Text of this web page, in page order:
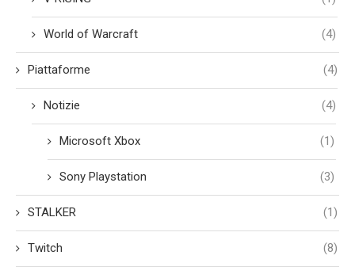
World of Warcraft (4)
Piattaforme (4)
Notizie (4)
Microsoft Xbox (1)
Sony Playstation (3)
STALKER (1)
Twitch (8)